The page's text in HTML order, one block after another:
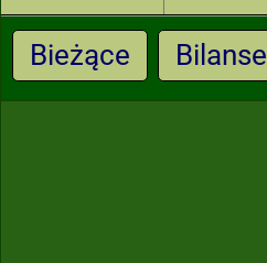
Bieżące Bilanse